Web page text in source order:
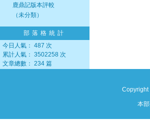
鹿鼎記版本評較
（未分類）
部落格統計
今日人氣： 487 次
累計人氣： 3502258 次
文章總數： 234 篇
Copyright
本